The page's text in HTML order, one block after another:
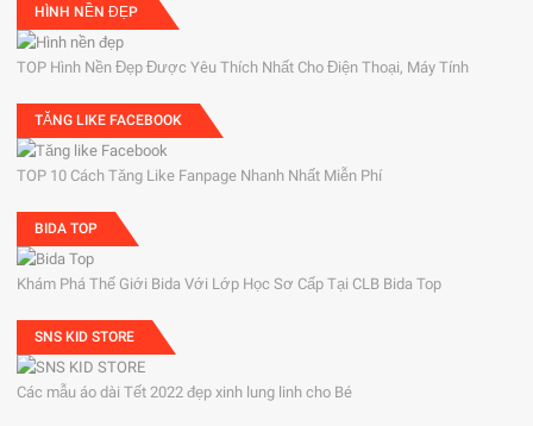
HÌNH NỀN ĐẸP
TOP Hình Nền Đẹp Được Yêu Thích Nhất Cho Điện Thoại, Máy Tính
TĂNG LIKE FACEBOOK
TOP 10 Cách Tăng Like Fanpage Nhanh Nhất Miễn Phí
BIDA TOP
Khám Phá Thế Giới Bida Với Lớp Học Sơ Cấp Tại CLB Bida Top
SNS KID STORE
Các mẫu áo dài Tết 2022 đẹp xinh lung linh cho Bé